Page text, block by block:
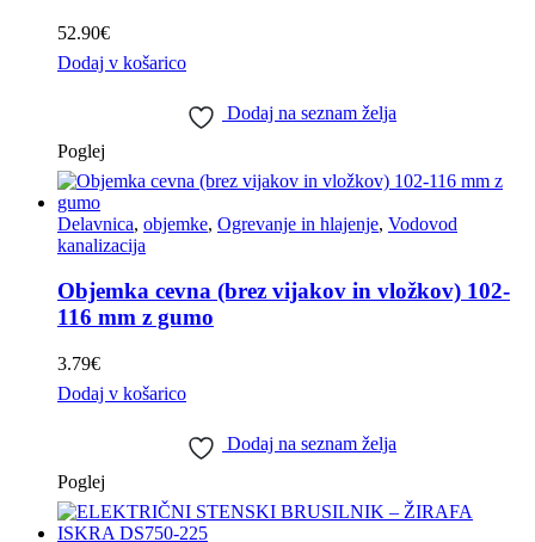
52.90€
Dodaj v košarico
Dodaj na seznam želja
Poglej
Delavnica, objemke, Ogrevanje in hlajenje, Vodovod
kanalizacija
Objemka cevna (brez vijakov in vložkov) 102-
116 mm z gumo
3.79€
Dodaj v košarico
Dodaj na seznam želja
Poglej